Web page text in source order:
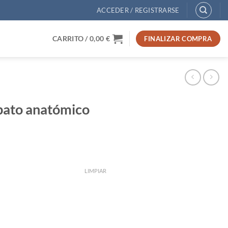
ACCEDER / REGISTRARSE
CARRITO /0,00 € FINALIZAR COMPRA
anatómico
LIMPIAR